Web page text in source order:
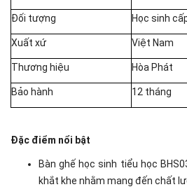
Đối tượng Học sinh
Xuất xứ Việt Nam
Thương hiệu Hòa Phát
Bảo hành 12 tháng
Đặc điểm nổi bật
Bàn ghế học sinh tiểu học
khắt khe nhằm mang đến chất